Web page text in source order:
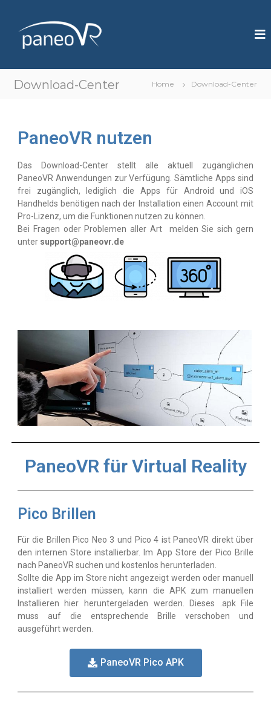
s
d
T
r
a
n
g
T
o
Download-Center Home Download-Center
PaneoVR nutzen
Das Download-Center stellt alle aktuell zugänglichen
PaneoVR Anwendungen zur Verfügung. Sämtliche Apps sind
frei zugänglich, lediglich die Apps für Android und iOS
Handhelds benötigen nach der Installation einen Account mit
Pro-Lizenz, um die Funktionen nutzen zu können.
Bei Fragen oder Problemen aller Art melden Sie sich gern
unter support@paneovr.de
PaneoVR für Virtual Reality
Pico Brillen
Für die Brillen Pico Neo 3 und Pico 4 ist PaneoVR direkt über
den internen Store installierbar. Im App Store der Pico Brille
nach PaneoVR suchen und kostenlos herunterladen.
Sollte die App im Store nicht angezeigt werden oder manuell
installiert werden müssen, kann die APK zum manuellen
Installieren hier heruntergeladen werden. Dieses .apk File
muss auf die entsprechende Brille verschoben und
ausgeführt werden.
PaneoVR Pico APK